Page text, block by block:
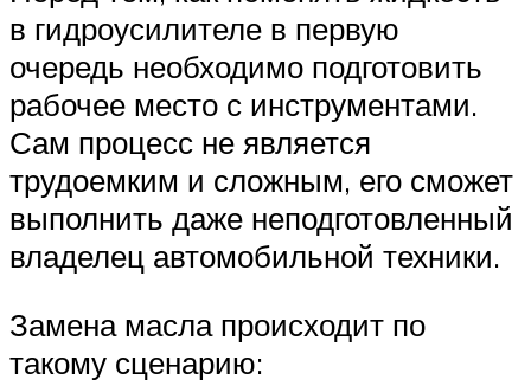
в гидроусилителе в первую
очередь необходимо подготовить
рабочее место с инструментами.
Сам процесс не является
трудоемким и сложным, его сможет
выполнить даже неподготовленный
владелец автомобильной техники.
Замена масла происходит по
такому сценарию: